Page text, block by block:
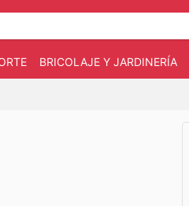
BRICOLAJE Y JARDINERÍA